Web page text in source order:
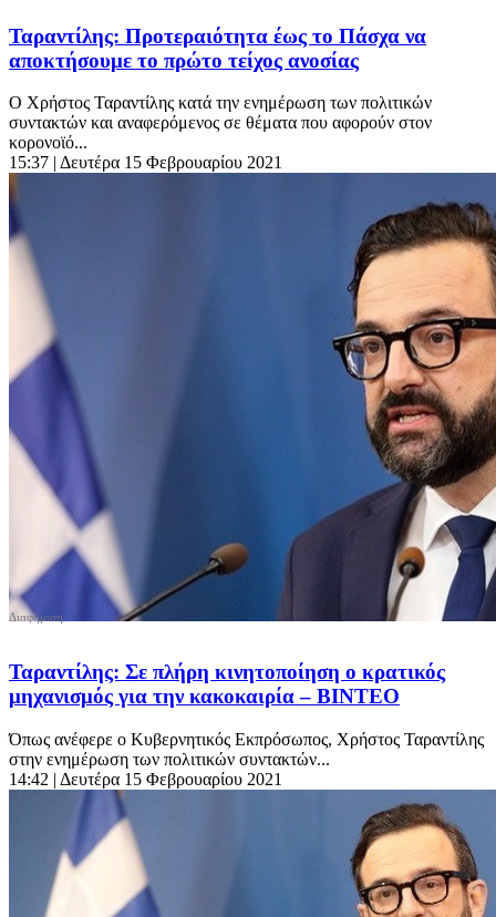
Ταραντίλης: Προτεραιότητα έως το Πάσχα να
αποκτήσουμε το πρώτο τείχος ανοσίας
Ο Χρήστος Ταραντίλης κατά την ενημέρωση των πολιτικών
συντακτών και αναφερόμενος σε θέματα που αφορούν στον
κορονοϊό...
15:37 | Δευτέρα 15 Φεβρουαρίου 2021
Ταραντίλης: Σε πλήρη κινητοποίηση ο κρατικός
μηχανισμός για την κακοκαιρία – ΒΙΝΤΕΟ
Όπως ανέφερε ο Κυβερνητικός Εκπρόσωπος, Χρήστος Ταραντίλης
στην ενημέρωση των πολιτικών συντακτών...
14:42 | Δευτέρα 15 Φεβρουαρίου 2021